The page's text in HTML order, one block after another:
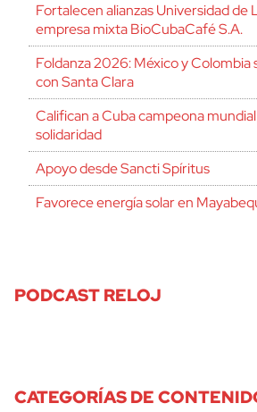
Fortalecen alianzas Universidad de
empresa mixta BioCubaCafé S.A.
Foldanza 2026: México y Colombia
con Santa Clara
Califican a Cuba campeona
solidaridad
Apoyo desde Sancti Spíritus
Favorece energía solar en
PODCAST RELOJ
CATEGORÍAS DE